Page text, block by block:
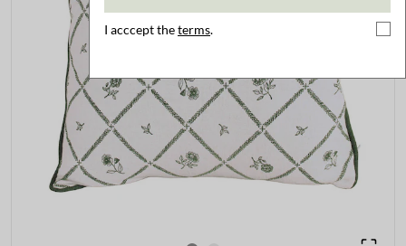
I acccept theterms.